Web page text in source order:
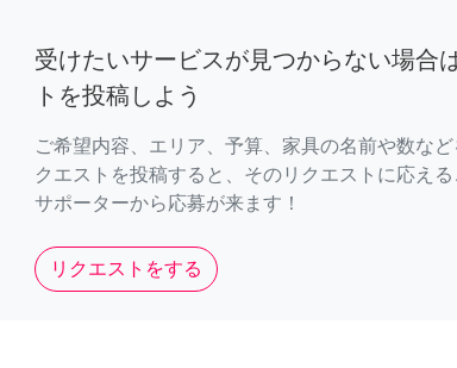
受けたいサービスが見つからない場合
トを投稿しよう
ご希望内容、エリア、予算、家具の名前や数など
クエストを投稿すると、そのリクエストに応え
サポーターから応募が来ます！
リクエストをする